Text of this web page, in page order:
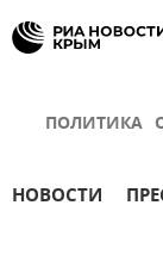
ПОЛИТИКА
НОВОСТИ